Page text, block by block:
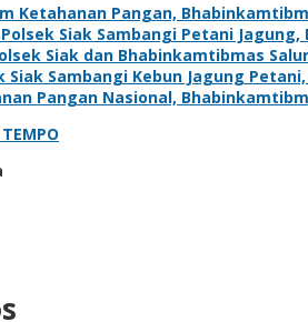
Ketahanan Pangan,
Siak Sambangi Petani
Siak dan Bhabinkamtibmas
Siak Sambangi Kebun Jagung
Pangan Nasional,